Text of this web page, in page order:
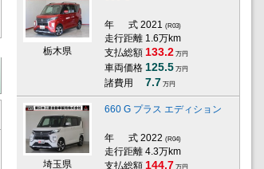
栃木県
年 式 2021 (R03)
走行距離 1.6万km
支払総額 133.2 万円
車両価格 125.5 万円
諸費用 7.7 万円
埼玉県
660 G プラス エディション
年 式 2022 (R04)
走行距離 4.3万km
支払総額 144.7 万円